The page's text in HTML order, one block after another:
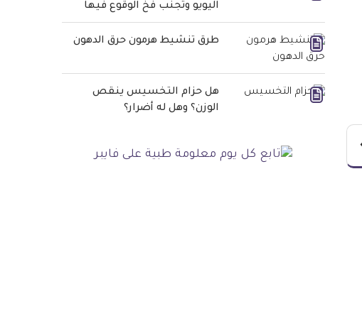
اليويو وتجنب فخ الوقوع فيها
طرق تنشيط هرمون حرق الدهون
هل حزام التخسيس ينقص
الوزن؟ وهل له أضرار؟